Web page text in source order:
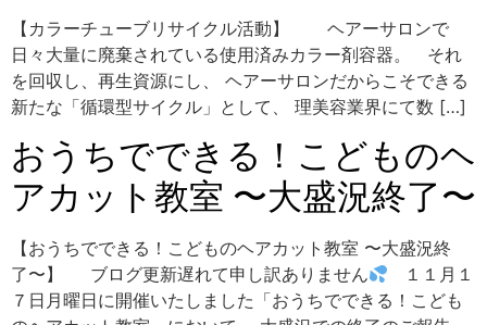
【カラーチューブリサイクル活動】 ヘアーサロンで
日々大量に廃棄されている使用済みカラー剤容器。 それ
を回収し、再生資源にし、 ヘアーサロンだからこそできる
新たな「循環型サイクル」として、 理美容業界にて数 […]
おうちでできる！こどものヘ
アカット教室 〜大盛況終了〜
【おうちでできる！こどものヘアカット教室 〜大盛況終
了〜】 ブログ更新遅れて申し訳ありません
１１月１
７日月曜日に開催いたしました「おうちでできる！こども